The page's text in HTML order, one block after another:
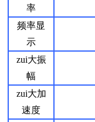
率
频率显
示
zui大振
幅
zui大加
速度